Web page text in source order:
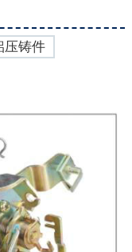
留言反馈
联系我们
ENGLISH
压铸件